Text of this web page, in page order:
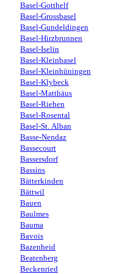
Basel-Gotthelf
Basel-Grossbasel
Basel-Gundeldingen
Basel-Hirzbrunnen
Basel-Iselin
Basel-Kleinbasel
Basel-Kleinhüningen
Basel-Klybeck
Basel-Matthäus
Basel-Riehen
Basel-Rosental
Basel-St. Alban
Basse-Nendaz
Bassecourt
Bassersdorf
Bassins
Bätterkinden
Bättwil
Bauen
Baulmes
Bauma
Bavois
Bazenheid
Beatenberg
Beckenried